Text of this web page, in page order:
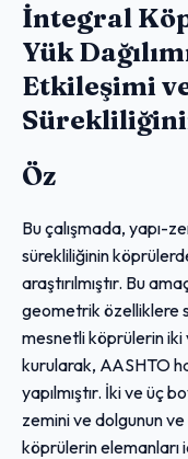
İntegral
Yük
Etkileşimi
Öz
Bu çalışmada, yapı-
sürekliliğinin
araştırılmıştır. Bu
geometrik özelliklere
mesnetli köprülerin iki
kurularak, AASHTO
yapılmıştır. İki ve üç
zemini ve dolgunun
köprülerin elemanları